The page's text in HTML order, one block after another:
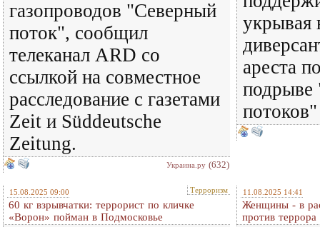
газопроводов "Северный
поток", сообщил
телеканал ARD со
ссылкой на совместное
расследование с газетами
Zeit и Süddeutsche
Zeitung.
Украина.ру (632)
укрывая
ареста
подрыве
потоков"
15.08.2025 09:00 Терроризм
60 кг взрывчатки: террорист по кличке
«Ворон» пойман в Подмосковье
11.08.2025 14:41
Женщины - в
против